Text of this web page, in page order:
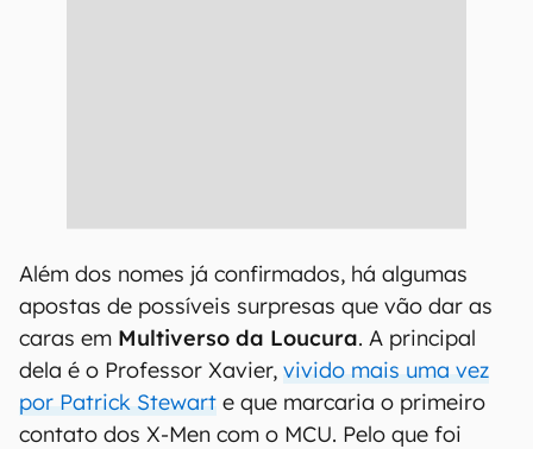
Além dos nomes já confirmados, há algumas
apostas de possíveis surpresas que vão dar as
caras em Multiverso da Loucura. A principal
dela é o Professor Xavier, vivido mais uma vez
por Patrick Stewart e que marcaria o primeiro
contato dos X-Men com o MCU. Pelo que foi